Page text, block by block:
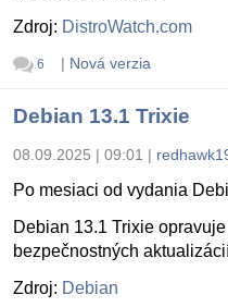
Zdroj: DistroWatch.com
6 | Nová verzia
Debian 13.1 Trixie
08.09.2025 | 09:01 |
Po mesiaci od vydania
Debian 13.1 Trixie
bezpečnostných
Zdroj: Debian